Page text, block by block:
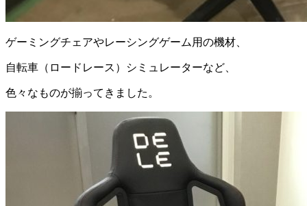
ゲーミングチェアやレーシングゲーム用の機材、
自転車（ロードレース）シミュレーターなど、
色々なものが揃ってきました。